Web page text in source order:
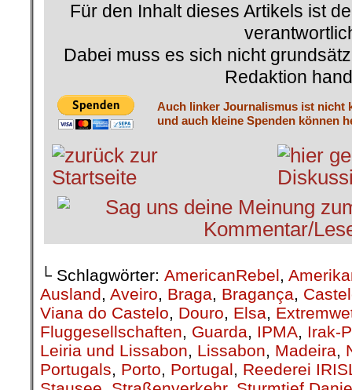
Für den Inhalt dieses Artikels ist
Dabei muss es sich nicht
Redaktion
Auch linker Journalismus ist nicht
und auch kleine Spenden können
└ Schlagwörter: AmericanRebel,
Ausland, Aveiro, Braga, Bragança,
Viana do Castelo, Douro, Elsa,
Fluggesellschaften, Guarda, IPMA, Irak-
Leiria und Lissabon, Lissabon, Madeira,
Portugals, Porto, Portugal, Reederei